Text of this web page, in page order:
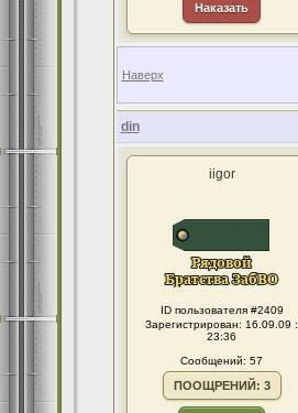
Наказать
Наверх
din
iigor
ID пользователя #2409
Зарегистрирован: 16.09.09 :
23:36
Сообщений: 57
ПООЩРЕНИЙ: 3